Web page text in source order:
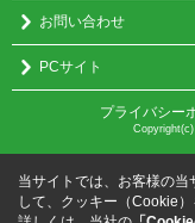
お問い合わせ
PCサイト
プライバシー
Copyright(c)
当サイトでは、お客様の当
して、クッキー（Cookie）